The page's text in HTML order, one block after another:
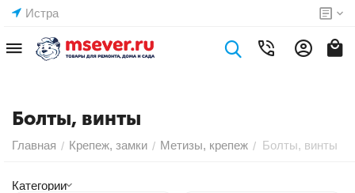
Истра
Болты, винты
Главная / Крепеж, замки / Метизы, крепеж / Болты, винты
Категории